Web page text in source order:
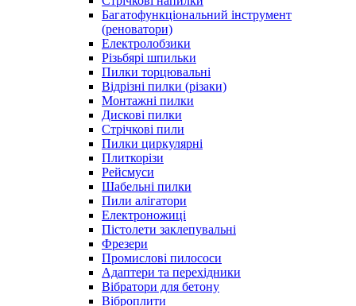
Багатофункціональний інструмент
(реноватори)
Електролобзики
Різьбярі шпильки
Пилки торцювальні
Відрізні пилки (різаки)
Монтажні пилки
Дискові пилки
Стрічкові пили
Пилки циркулярні
Плиткорізи
Рейсмуси
Шабельні пилки
Пили алігатори
Електроножиці
Пістолети заклепувальні
Фрезери
Промислові пилососи
Адаптери та перехідники
Вібратори для бетону
Віброплити